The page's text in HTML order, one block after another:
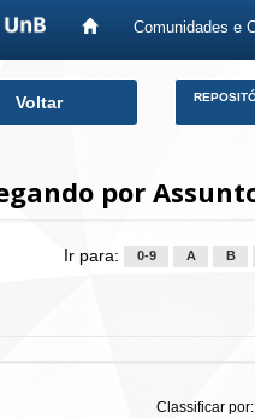
Comunidades e
Voltar
por
Ir para: 0-9 A B
Classificar por: